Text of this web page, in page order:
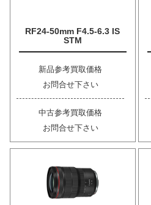
RF24-50mm F4.5-6.3 IS
STM
新品参考買取価格
お問合せ下さい
中古参考買取価格
お問合せ下さい